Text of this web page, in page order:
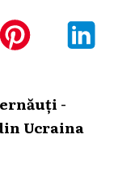
-
Ucraina